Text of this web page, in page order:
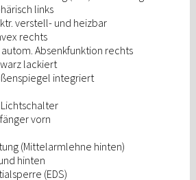
links
verstell- und heizbar
rechts
Absenkfunktion rechts
lackiert
integriert
vorn
(Mittelarmlehne hinten)
hinten
(EDS)